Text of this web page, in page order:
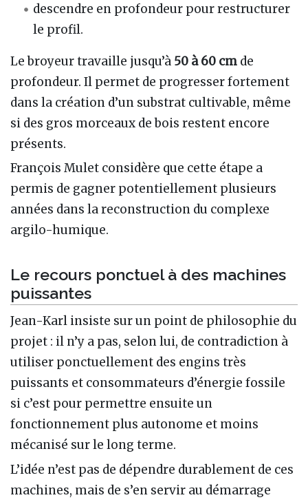
descendre en profondeur pour restructurer
le profil.
Le broyeur travaille jusqu’à 50 à 60 cm de
profondeur. Il permet de progresser fortement
dans la création d’un substrat cultivable, même
si des gros morceaux de bois restent encore
présents.
François Mulet considère que cette étape a
permis de gagner potentiellement plusieurs
années dans la reconstruction du complexe
argilo-humique.
Le recours ponctuel à des machines
puissantes
Jean-Karl insiste sur un point de philosophie du
projet : il n’y a pas, selon lui, de contradiction à
utiliser ponctuellement des engins très
puissants et consommateurs d’énergie fossile
si c’est pour permettre ensuite un
fonctionnement plus autonome et moins
mécanisé sur le long terme.
L’idée n’est pas de dépendre durablement de ces
machines, mais de s’en servir au démarrage